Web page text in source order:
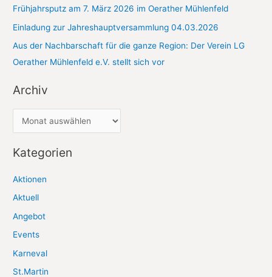
Frühjahrsputz am 7. März 2026 im Oerather Mühlenfeld
Einladung zur Jahreshauptversammlung 04.03.2026
Aus der Nachbarschaft für die ganze Region: Der Verein LG
Oerather Mühlenfeld e.V. stellt sich vor
Archiv
r
c
i
v
Kategorien
Aktionen
Aktuell
Angebot
Events
Karneval
St.Martin